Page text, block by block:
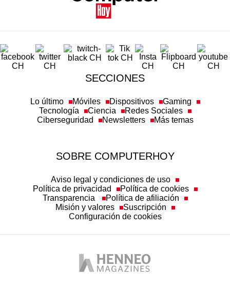
SECCIONES
Lo último Móviles Dispositivos
Gaming
Tecnología
Ciencia
Redes Sociales
Ciberseguridad
Newsletters Más temas
SOBRE COMPUTERHOY
Aviso legal y condiciones de uso
Política de privacidad
Política de cookies
Transparencia
Política de afiliación
Misión y valores
Suscripción
Configuración de cookies